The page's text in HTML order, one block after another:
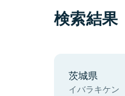
検索結果
茨城県
イバラキケン